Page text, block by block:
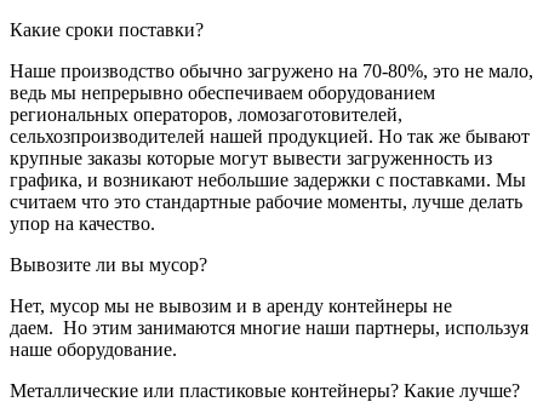
Какие сроки поставки?
Наше производство обычно загружено на 70-80%, это не мало,
ведь мы непрерывно обеспечиваем оборудованием
региональных операторов, ломозаготовителей,
сельхозпроизводителей нашей продукцией. Но так же бывают
крупные заказы которые могут вывести загруженность из
графика, и возникают небольшие задержки с поставками. Мы
считаем что это стандартные рабочие моменты, лучше делать
упор на качество.
Вывозите ли вы мусор?
Нет, мусор мы не вывозим и в аренду контейнеры не
даем. Но этим занимаются многие наши партнеры, используя
наше оборудование.
Металлические или пластиковые контейнеры? Какие лучше?